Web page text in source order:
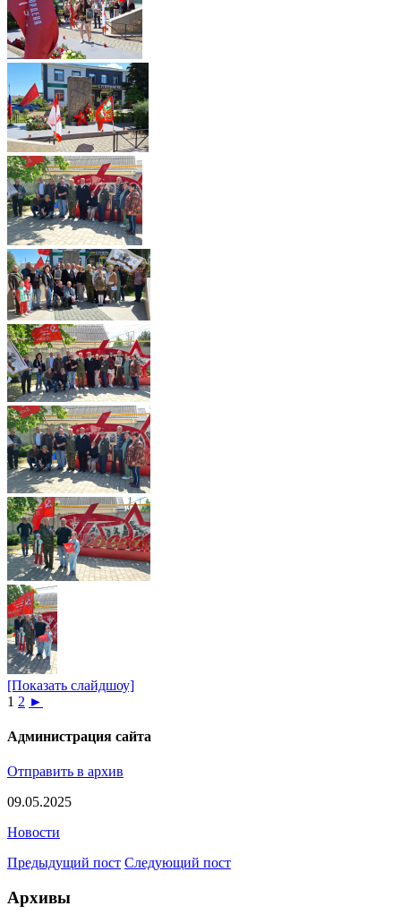
[Показать слайдшоу]
1 2 ►
Администрация сайта
Отправить в архив
09.05.2025
Новости
Предыдущий пост Следующий пост
Архивы